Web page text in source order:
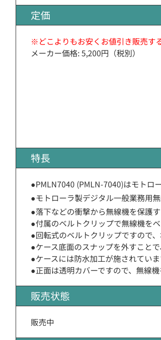
定価
※どこよりもお安くお値引き販売す
メーカー価格: 5,200円（税別）
特長
●PMLN7040 (PMLN-7040)はモトロ
●モトローラ製デジタル一般業務用
●落下などの衝撃から無線機を保護す
●付属のベルトクリップで無線機を
●回転式のベルトクリップですので
●ケース底面のスナップを外すこと
●ケースには防水加工が施されてい
●正面は透明カバーですので、無線
販売状態
販売中